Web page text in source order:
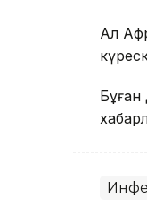
Ал
Бұған